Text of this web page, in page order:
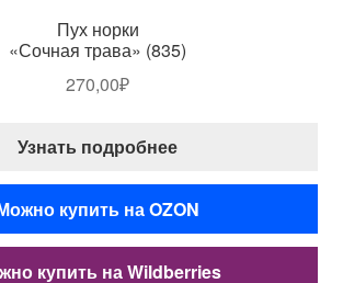
Пух норки
«Сочная трава» (835)
270,00₽
Узнать подробнее
купить на OZON
купить на Wildberries